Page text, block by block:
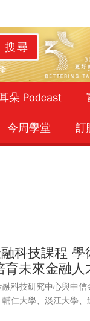
搜尋
朵 Podcast
今周學堂 訂
科技課程
未來金融人
科技研究中心與中
仁大學、淡江大學
新的科技如何應用於